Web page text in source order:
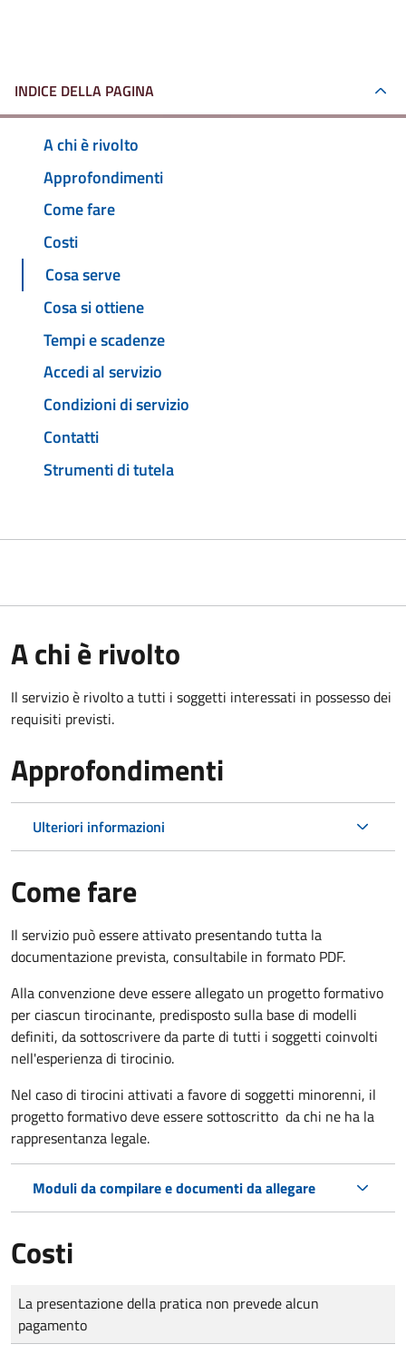
INDICE DELLA PAGINA
A chi è rivolto
Approfondimenti
Come fare
Costi
Cosa serve
Cosa si ottiene
Tempi e scadenze
Accedi al servizio
Condizioni di servizio
Contatti
Strumenti di tutela
A chi è rivolto
Il servizio è rivolto a tutti i soggetti interessati in possesso dei
requisiti previsti.
Approfondimenti
Ulteriori informazioni
Come fare
Il servizio può essere attivato presentando tutta la
documentazione prevista, consultabile in formato PDF.
Alla convenzione deve essere allegato un progetto formativo
per ciascun tirocinante, predisposto sulla base di modelli
definiti, da sottoscrivere da parte di tutti i soggetti coinvolti
nell'esperienza di tirocinio.
Nel caso di tirocini attivati a favore di soggetti minorenni, il
progetto formativo deve essere sottoscritto da chi ne ha la
rappresentanza legale.
Moduli da compilare e documenti da allegare
Costi
Tipo di pagamento
Importo
La presentazione della pratica non prevede alcun
pagamento